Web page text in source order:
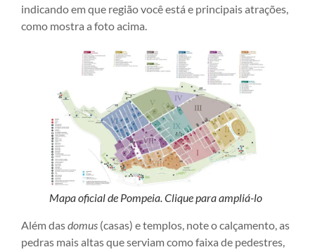
indicando em que região você está e principais atrações,
como mostra a foto acima.
Mapa oficial de Pompeia. Clique para ampliá-lo
Além dasdomus (casas) e templos, note o calçamento, as
pedras mais altas que serviam como faixa de pedestres,